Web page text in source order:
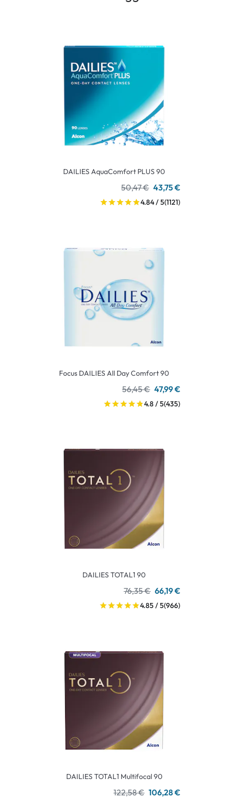
DAILIES AquaComfort PLUS 90
50,47 € 43,75 €
4.84 / 5(1121)
Focus DAILIES All Day Comfort 90
56,45 € 47,99 €
4.8 / 5(435)
DAILIES TOTAL1 90
76,35 € 66,19 €
4.85 / 5(966)
DAILIES TOTAL1 Multifocal 90
122,58 € 106,28 €